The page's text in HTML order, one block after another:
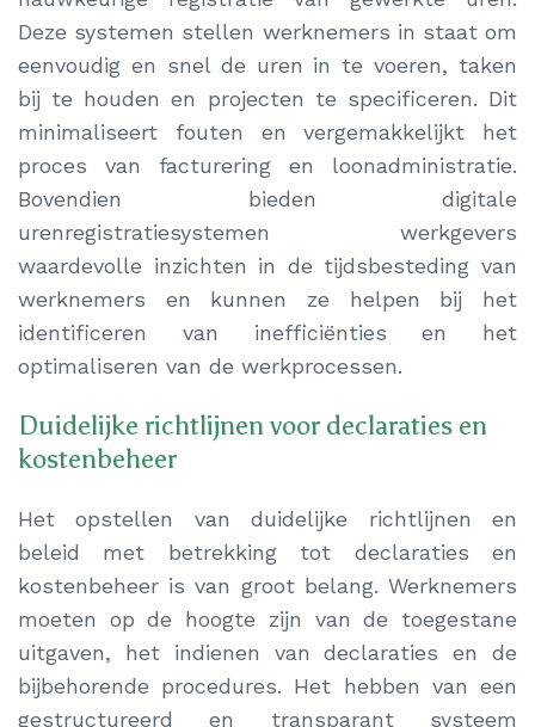
Deze systemen stellen werknemers in staat om
eenvoudig en snel de uren in te voeren, taken
bij te houden en projecten te specificeren. Dit
minimaliseert fouten en vergemakkelijkt het
proces van facturering en loonadministratie.
Bovendien bieden digitale
urenregistratiesystemen werkgevers
waardevolle inzichten in de tijdsbesteding van
werknemers en kunnen ze helpen bij het
identificeren van inefficiënties en het
optimaliseren van de werkprocessen.
Duidelijke richtlijnen voor declaraties en
kostenbeheer
Het opstellen van duidelijke richtlijnen en
beleid met betrekking tot declaraties en
kostenbeheer is van groot belang. Werknemers
moeten op de hoogte zijn van de toegestane
uitgaven, het indienen van declaraties en de
bijbehorende procedures. Het hebben van een
gestructureerd en transparant systeem